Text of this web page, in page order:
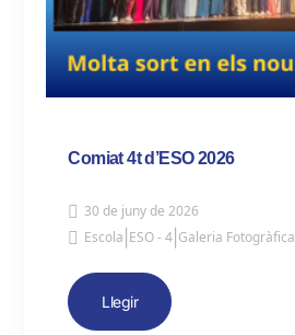
Comiat 4t d’ESO 2026
30 de juny de 2026
Escola ESO - 4 Galeria Fotogràfica
Llegir